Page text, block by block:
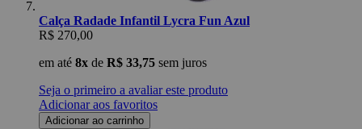
Calça Radade Infantil Lycra Fun Azul
R$ 270,00
em até 8x de R$ 33,75 sem juros
Seja o primeiro a avaliar este produto
Adicionar aos favoritos
Adicionar ao carrinho